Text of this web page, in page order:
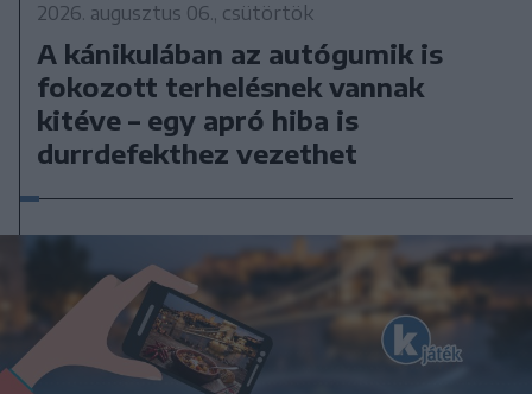
2026. augusztus 06., csütörtök
A kánikulában az autógumik is
fokozott terhelésnek vannak
kitéve – egy apró hiba is
durrdefekthez vezethet